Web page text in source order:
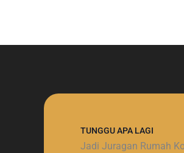
TUNGGU APA LAGI
Jadi Juragan Rumah